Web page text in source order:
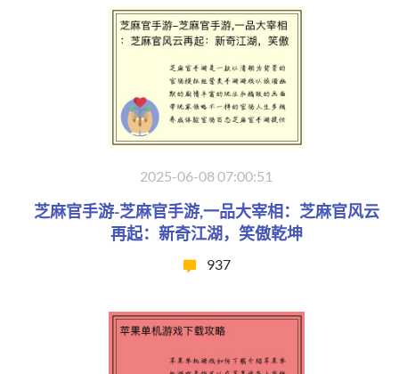
2025-06-08 07:00:51
芝麻官手游-芝麻官手游,一品大宰相：芝麻官风云
再起：新奇江湖，笑傲乾坤
937